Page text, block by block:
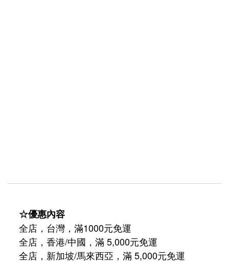
☆優惠內容
全店，台灣，滿1000元免運
全店，香港/中國，滿 5,000元免運
全店，新加坡/馬來西亞，滿 5,000元免運